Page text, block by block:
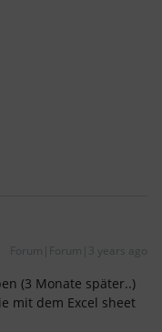
Forum|Forum|3 years ago
(3 Monate später..)
mit dem Excel sheet